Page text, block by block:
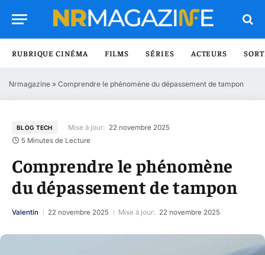
RUBRIQUE CINÉMA FILMS SÉRIES ACTEURS
Nrmagazine » Comprendre le phénomène du dépassement de tampon
BLOG TECH Mise à jour: 22 novembre 2025
5 Minutes de Lecture
Comprendre le phénomène
du dépassement de tampon
Valentin 22 novembre 2025 Mise à jour: 22 novembre 2025